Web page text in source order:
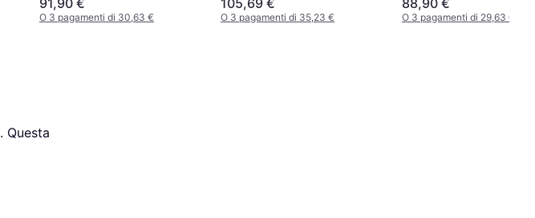
O 3 pagamenti di 30,63 € O 3 pagamenti di 35,23 € O 3 pagamenti di 29,63 €
. Questa